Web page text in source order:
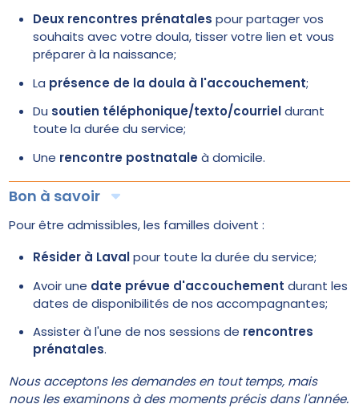
Deux rencontres prénatalespour partager vos
souhaits avec votre doula, tisser votre lien et vous
préparer à la naissance;
La présence de la doula à l'accouchement;
Du soutien téléphonique/texto/courrieldurant
toute la durée du service;
Une rencontre postnataleà domicile.
Bon à savoir
Pour être admissibles, les familles doivent :
Résider à Lavalpour toute la durée du service;
Avoir une date prévue d'accouchementdurant les
dates de disponibilités de nos accompagnantes;
Assister à l'une de nos sessions de rencontres
prénatales.
Nous acceptons les demandes en tout temps, mais
nous les examinons à des moments précis dans l'année.